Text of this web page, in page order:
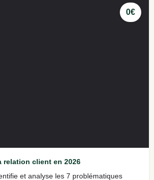
relation client en 2026
et analyse les 7 problématiques
0€